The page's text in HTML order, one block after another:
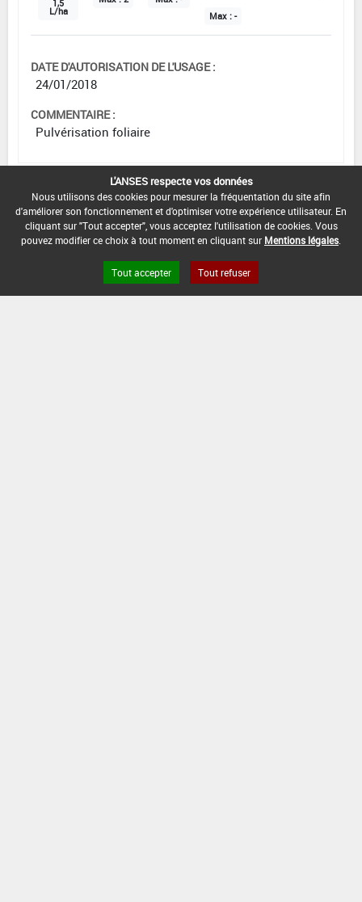
1,5
L/ha Max : -
DATE D'AUTORISATION DE L'USAGE :
24/01/2018
COMMENTAIRE :
Pulvérisation foliaire
Grandes cultures
DOSE
NOMBRE
D'APPORT
STADE
CULTURAL
EPOQUES D'APPORT
Min :1
L'ANSES respecte vos données
Nous utilisons des cookies pour mesurer la fréquentation du site afin
d'améliorer son fonctionnement et d'optimiser votre expérience utilisateur. En
cliquant sur "Tout accepter", vous acceptez l'utilisation de cookies. Vous
pouvez modifier ce choix à tout moment en cliquant sur Mentions légales
Tout accepter Tout refuser